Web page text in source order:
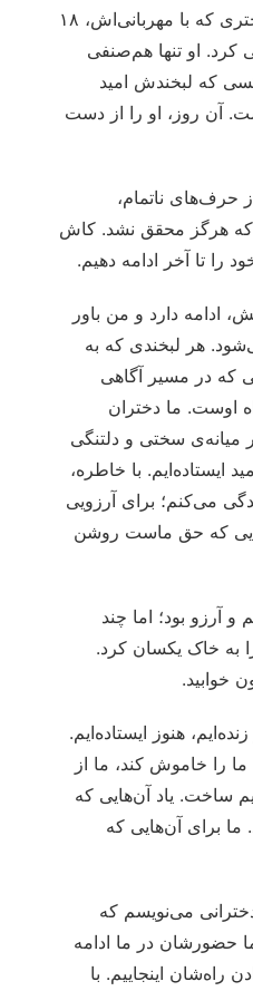
می‌شود. یکی را داشتم؛ دختری که با مهربانی‌اش، ۱۸
کرد. او تنها هم‌صنفی
کسی که لبخندش امید
آن روز، او را از دست
حرف‌های ناتمام،
که هرگز محقق نشد. کاش
را تا آخر ادامه دهیم.
ادامه دارد و من باور
هر لبخندی که به
که در مسیر آگاهی
اوست. ما دختران
میانه‌ی سختی و دلتنگی
ایستاده‌ایم. با خاطره،
می‌کنم؛ برای آرزویی
که حق ماست روشن
آرزو بود؛ اما چند
را به خاک یکسان کرد.
خوابید.
هنوز ایستاده‌ایم.
را خاموش کند، ما از
ساخت. یاد آن‌هایی که
برای آن‌هایی که
می‌نویسم که
در ما ادامه
راه‌شان اینجاییم. با